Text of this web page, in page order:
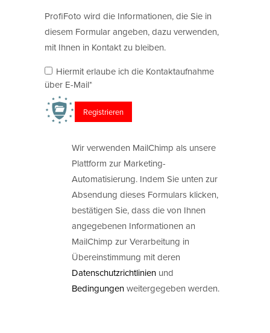
ProfiFoto wird die Informationen, die Sie in
diesem Formular angeben, dazu verwenden,
mit Ihnen in Kontakt zu bleiben.
Hiermit erlaube ich die Kontaktaufnahme
über E-Mail*
Wir verwenden MailChimp als unsere
Plattform zur Marketing-
Automatisierung. Indem Sie unten zur
Absendung dieses Formulars klicken,
bestätigen Sie, dass die von Ihnen
angegebenen Informationen an
MailChimp zur Verarbeitung in
Übereinstimmung mit deren
Datenschutzrichtlinien und
Bedingungenweitergegeben werden.